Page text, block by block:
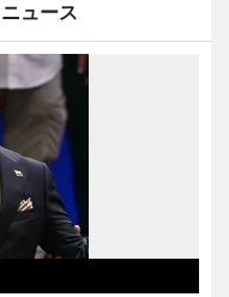
ュース